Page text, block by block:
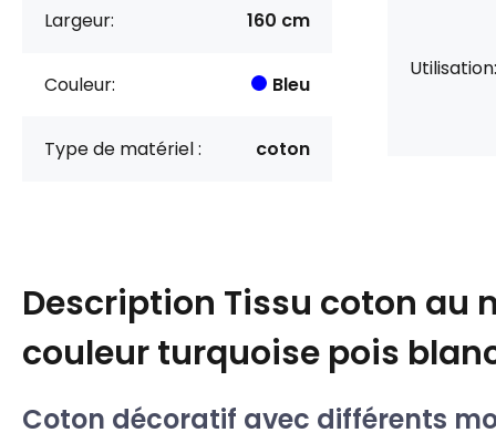
Largeur: 160 cm
Couleur: Bleu
Type de matériel : coton
Utilisation:
Description Tissu coton au
couleur turquoise pois
Coton décoratif avec différents